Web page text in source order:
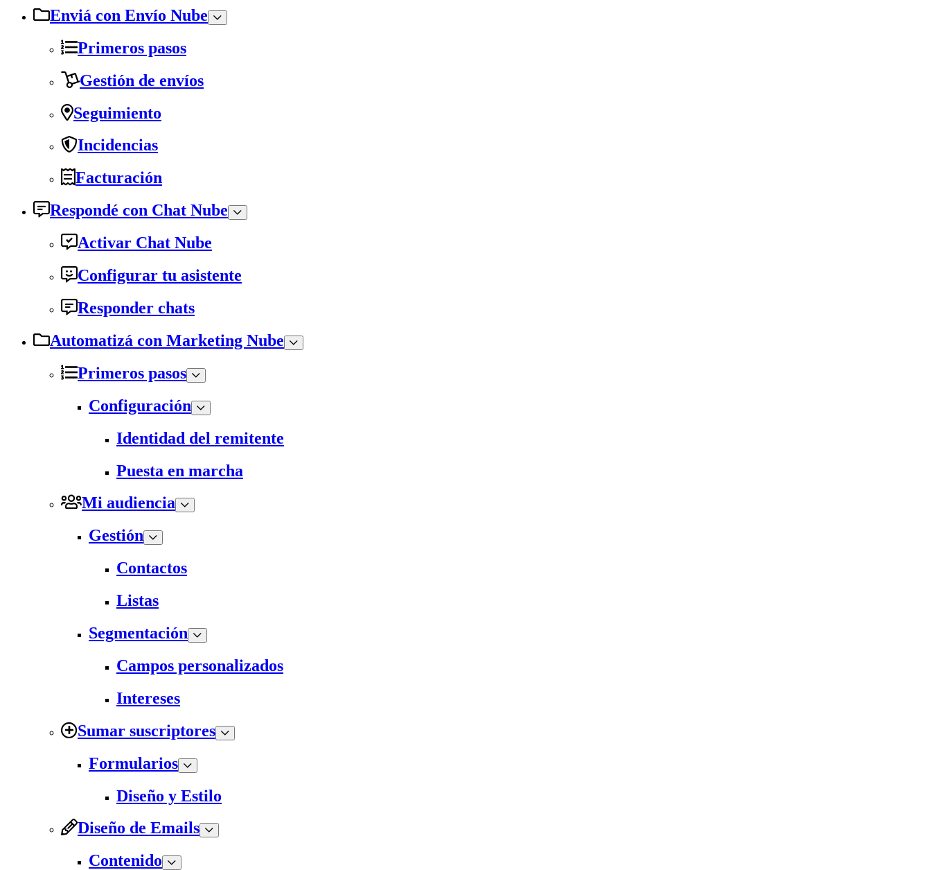
Enviá con Envío Nube
Primeros pasos
Gestión de envíos
Seguimiento
Incidencias
Facturación
Respondé con Chat Nube
Activar Chat Nube
Configurar tu asistente
Responder chats
Automatizá con Marketing Nube
Primeros pasos
Configuración
Identidad del remitente
Puesta en marcha
Mi audiencia
Gestión
Contactos
Listas
Segmentación
Campos personalizados
Intereses
Sumar suscriptores
Formularios
Diseño y Estilo
Diseño de Emails
Contenido